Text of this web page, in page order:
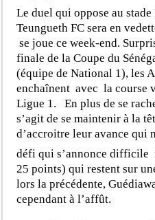
Le duel qui oppose au
Teungueth FC sera en
se joue ce week-end.
finale de la Coupe du
(équipe de National 1), les
enchaînent avec la course
Ligue 1. En plus de se
s’agit de se maintenir à la
d’accroitre leur avance qui
défi qui s’annonce
25 points) qui restent sur
lors la précédente,
cependant à l’affût.